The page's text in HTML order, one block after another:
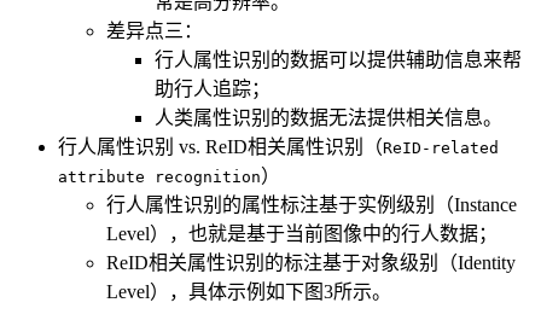
差异点三：
行人属性识别的数据可以提供辅助信息来帮
助行人追踪；
人类属性识别的数据无法提供相关信息。
行人属性识别 vs. ReID相关属性识别（ReID-related
attribute recognition）
行人属性识别的属性标注基于实例级别（Instance
Level），也就是基于当前图像中的行人数据；
ReID相关属性识别的标注基于对象级别（Identity
Level），具体示例如下图3所示。